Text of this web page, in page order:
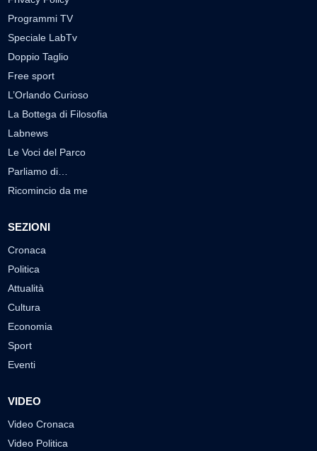
Programmi TV
Speciale LabTv
Doppio Taglio
Free sport
L’Orlando Curioso
La Bottega di Filosofia
Labnews
Le Voci del Parco
Parliamo di…
Ricomincio da me
SEZIONI
Cronaca
Politica
Attualità
Cultura
Economia
Sport
Eventi
VIDEO
Video Cronaca
Video Politica